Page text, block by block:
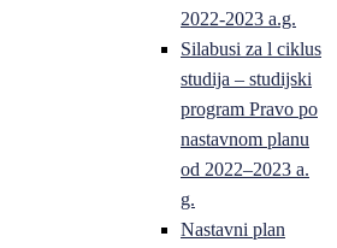
2022-2023 a.g.
Silabusi za l ciklus
studija – studijski
program Pravo po
nastavnom planu
od 2022–2023 a.
g.
Nastavni plan